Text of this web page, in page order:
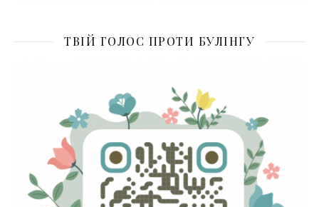
ТВІЙ ГОЛОС ПРОТИ БУЛІНГУ